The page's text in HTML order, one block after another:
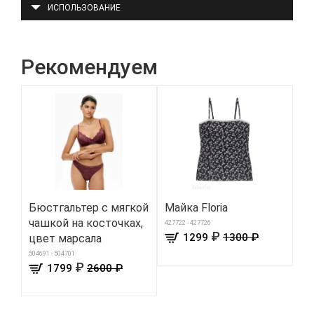
ИСПОЛЬЗОВАНИЕ
Рекомендуем
Бюстгальтер с мягкой
чашкой на косточках,
цвет марсала
504691 - 504701
1799 ₽ 2600 ₽
Майка Floria
427722 - 427726
1299 ₽ 1300 ₽